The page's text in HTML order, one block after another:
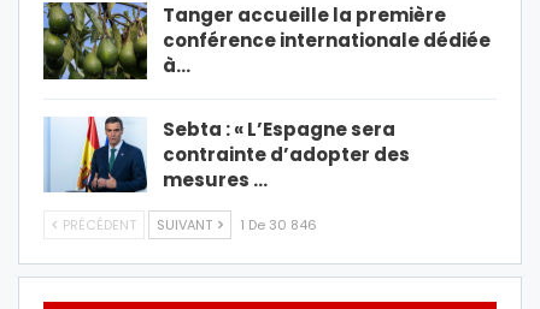
Tanger accueille la première
conférence internationale dédiée
à…
Sebta : « L’Espagne sera
contrainte d’adopter des
mesures …
PRÉCÉDENT SUIVANT 1 De 30 846